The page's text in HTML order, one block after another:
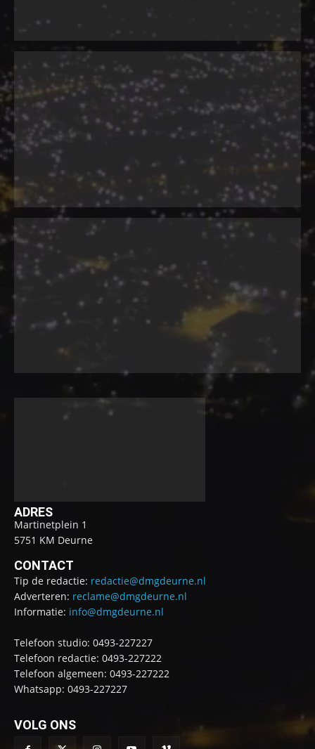
ADRES
Martinetplein 1
5751 KM Deurne
CONTACT
Tip de redactie: redactie@dmgdeurne.nl
Adverteren: reclame@dmgdeurne.nl
Informatie: info@dmgdeurne.nl
Telefoon studio: 0493-227227
Telefoon redactie: 0493-227222
Telefoon algemeen: 0493-227222
Whatsapp: 0493-227227
VOLG ONS